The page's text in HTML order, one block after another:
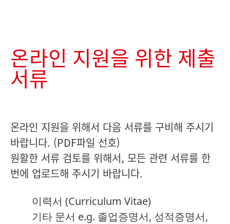
온라인 지원을 위한 제출
서류
온라인 지원을 위해서 다음 서류를 구비해 주시기
바랍니다. (PDF파일 선호)
원활한 서류 검토를 위해서, 모든 관련 서류를 한
번에 업로드해 주시기 바랍니다.
이력서 (Curriculum Vitae)
기타 문서 e.g. 졸업증명서, 성적증명서,